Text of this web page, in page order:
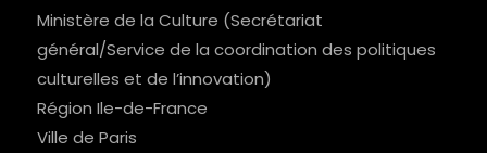
Ministère de la Culture (Secrétariat
général/Service de la coordination des politiques
culturelles et de l’innovation)
Région Ile-de-France
Ville de Paris